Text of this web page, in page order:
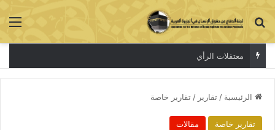
بحث عن
معتقلات الرأي
الرئيسية / تقارير / تقارير خاصة
تقارير خاصة مقالات